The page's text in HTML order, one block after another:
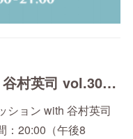
AT トークセッション with 谷村英司 vol.306（7/24）
ション with 谷村英司
20:00（午後8